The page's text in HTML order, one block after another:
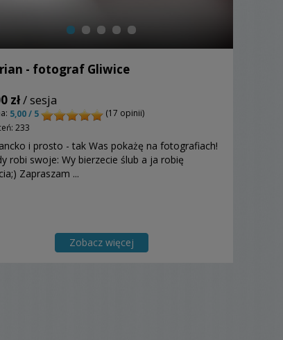
- fotograf Gliwice
zł/ sesja
5,00 / 5
(17 opinii)
233
i prosto - tak Was pokażę na fotografiach!
robi swoje: Wy bierzecie ślub a ja robię
Zapraszam ...
Zobacz więcej